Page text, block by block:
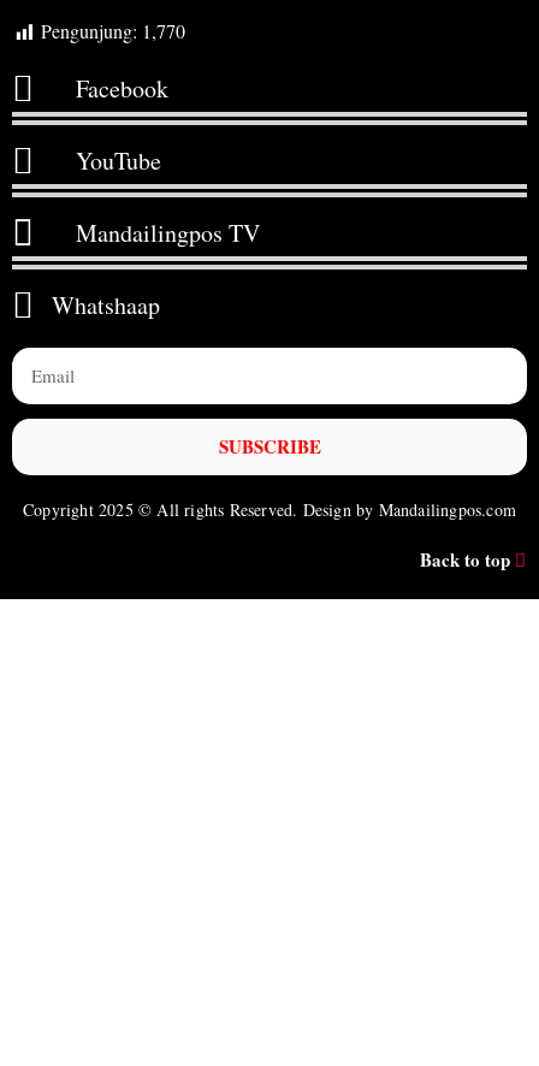
Pengunjung: 1,770
Facebook
YouTube
Mandailingpos TV
Whatshaap
SUBSCRIBE
Copyright 2025 © All rights Reserved. Design by Mandailingpos.com
Back to top